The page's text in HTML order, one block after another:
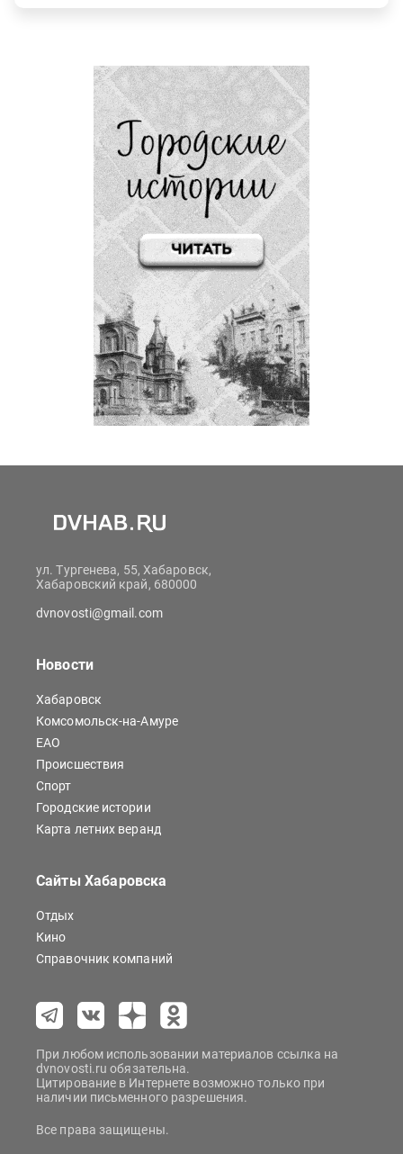
ул. Тургенева, 55, Хабаровск,
Хабаровский край, 680000
dvnovosti@gmail.com
Новости
Хабаровск
Комсомольск-на-Амуре
ЕАО
Происшествия
Спорт
Городские истории
Карта летних веранд
Сайты Хабаровска
Отдых
Кино
Справочник компаний
При любом использовании материалов ссылка на
dvnovosti.ru обязательна.
Цитирование в Интернете возможно только при
наличии письменного разрешения.
Все права защищены.